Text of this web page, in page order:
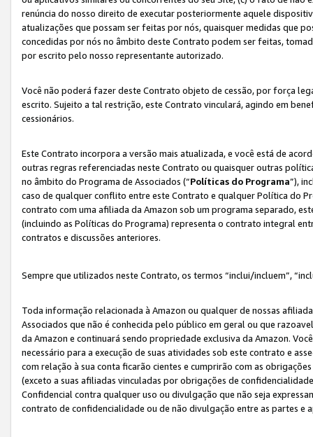
renúncia do nosso direito de executar posteriormente aquele
atualizações que possam ser feitas por nós, quaisquer medidas que
concedidas por nós no âmbito deste Contrato podem ser feitas,
por escrito pelo nosso representante autorizado.
Você não poderá fazer deste Contrato objeto de cessão, por força
escrito. Sujeito a tal restrição, este Contrato vinculará, agindo em
cessionários.
Este Contrato incorpora a versão mais atualizada, e você está de
outras regras referenciadas neste Contrato ou quaisquer outras
no âmbito do Programa de Associados (“Políticas do Programa”),
caso de qualquer conflito entre este Contrato e qualquer Política do
contrato com uma afiliada da Amazon sob um programa separado,
(incluindo as Políticas do Programa) representa o contrato integral
contratos e discussões anteriores.
Sempre que utilizados neste Contrato, os termos “inclui/incluem”,
Toda informação relacionada à Amazon ou qualquer de nossas
Associados que não é conhecida pelo público em geral ou que
da Amazon e continuará sendo propriedade exclusiva da Amazon.
necessário para a execução de suas atividades sob este contrato e
com relação à sua conta ficarão cientes e cumprirão com as
(exceto a suas afiliadas vinculadas por obrigações de
Confidencial contra qualquer uso ou divulgação que não seja
contrato de confidencialidade ou de não divulgação entre as partes e